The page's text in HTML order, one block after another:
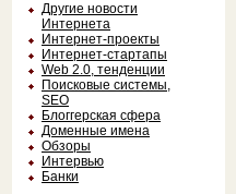
Другие новости
Интернета
Интернет-проекты
Интернет-стартапы
Web 2.0, тенденции
Поисковые системы,
SEO
Блоггерская сфера
Доменные имена
Обзоры
Интервью
Банки